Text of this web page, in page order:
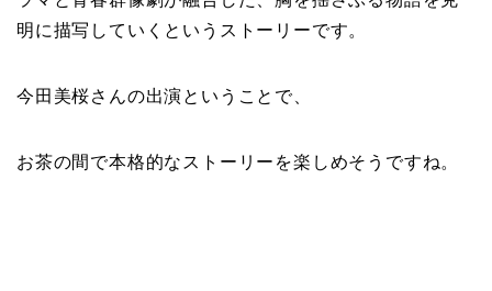
明に描写していく というストーリーです。
今田美桜さんの出演ということで、
お茶の間で本格的なストーリーを楽しめそうですね。